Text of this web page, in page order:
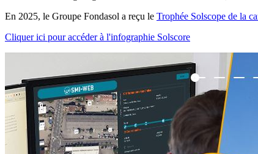
En 2025, le Groupe Fondasol a reçu le Trophée Solscope de la
Cliquer ici pour accéder à l'infographie Solscore